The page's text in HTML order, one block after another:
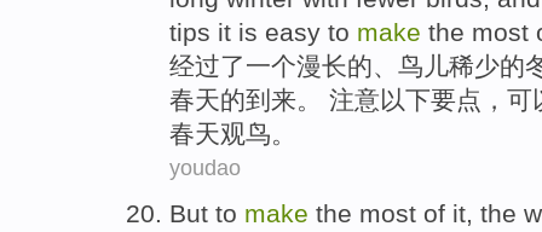
tips it is easy to make the most
经过了一个漫长的、 鸟儿稀少的
春天的到来。 注意以下要点 ， 可
春天观鸟。
youdao
But to make the most of it, the